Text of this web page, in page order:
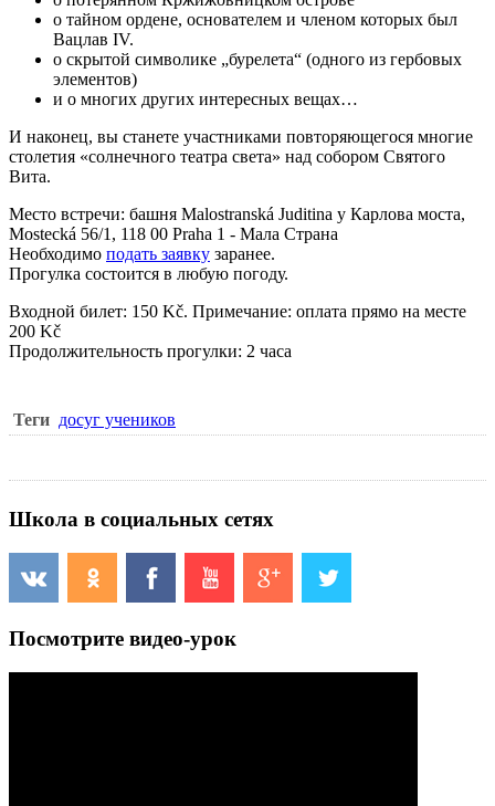
о тайном ордене, основателем и членом которых был
Вацлав IV.
о скрытой символике „бурелета“ (одного из гербовых
элементов)
и о многих других интересных вещах…
И наконец, вы станете участниками повторяющегося многие
столетия «солнечного театра света» над собором Святого
Вита.
Место встречи: башня Malostranská Juditina у Карлова моста,
Mostecká 56/1, 118 00 Praha 1 - Мала Страна
Необходимо подать заявку заранее.
Прогулка состоится в любую погоду.
Входной билет: 150 Kč. Примечание: оплата прямо на месте
200 Kč
Продолжительность прогулки: 2 часа
Теги досуг учеников
Школа в социальных сетях
Посмотрите видео-урок